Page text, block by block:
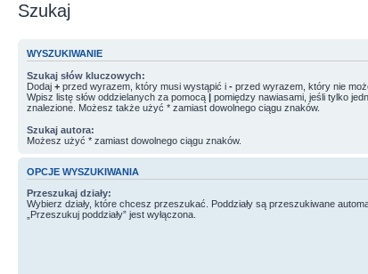
Szukaj
WYSZUKIWANIE
Szukaj słów kluczowych:
Dodaj + przed wyrazem, który musi wystąpić i - przed wyrazem, który nie
Wpisz listę słów oddzielanych za pomocą | pomiędzy nawiasami, jeśli tylko
znalezione. Możesz także użyć * zamiast dowolnego ciągu znaków.
Szukaj autora:
Możesz użyć * zamiast dowolnego ciągu znaków.
OPCJE WYSZUKIWANIA
Przeszukaj działy:
Wybierz działy, które chcesz przeszukać. Poddziały są przeszukiwane
„Przeszukuj poddziały” jest wyłączona.